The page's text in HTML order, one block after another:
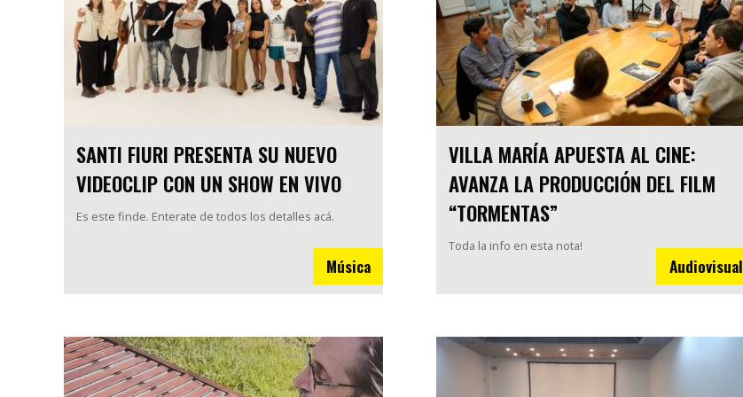
SANTI FIURI PRESENTA SU NUEVO
VIDEOCLIP CON UN SHOW EN VIVO
Es este finde. Enterate de todos los detalles acá.
Música
VILLA MARÍA APUESTA AL CINE:
AVANZA LA PRODUCCIÓN DEL FILM
“TORMENTAS”
Toda la info en esta nota!
Audiovisual